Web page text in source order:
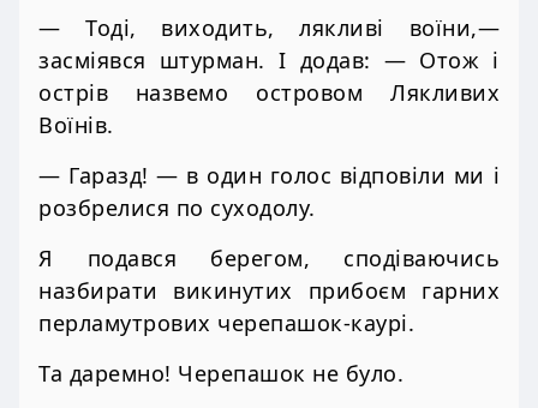
— Тоді, виходить, лякливі воїни,—
засміявся штурман. І додав: — Отож і
острів назвемо островом Лякливих
Воїнів.
— Гаразд! — в один голос відповіли ми і
розбрелися по суходолу.
Я подався берегом, сподіваючись
назбирати викинутих прибоєм гарних
перламутрових черепашок-каурі.
Та даремно! Черепашок не було.